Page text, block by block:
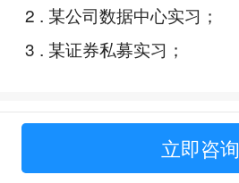
2 . 某公司数据中心实习；
3 . 某证券私募实习；
Offer展示 立即咨询